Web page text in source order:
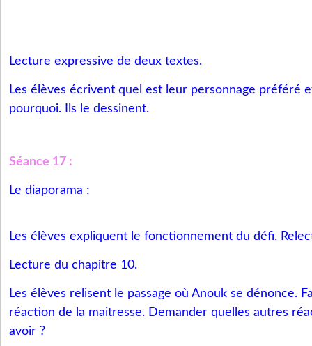
Lecture expressive de deux textes.
Les élèves écrivent quel est leur personnage préféré
pourquoi. Ils le dessinent.
Séance 17 :
Le diaporama :
Les élèves expliquent le fonctionnement du défi.
Lecture du chapitre 10.
Les élèves relisent le passage où Anouk se dénonce.
réaction de la maitresse. Demander quelles autres
avoir ?